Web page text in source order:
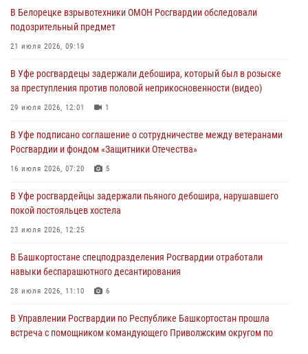
В Башкирии росгвардейцы провели волейбольный турнир на
открытом воздухе
03 августа 2026, 04:29
В Уфе росгвардейцы по горячим следам задержали
подозреваемого в открытом хищении из аптеки (видео)
03 августа 2026, 04:15
Начальник отделения учёта и комплектования Росгвардии
Башкортостана ответил на вопросы граждан
30 июля 2026, 12:54
В Уфе росгвардецы задержали дебошира, который был в розыске
за преступления против половой неприкосновенности (видео)
29 июля 2026, 12:01
В Белорецке взрывотехники ОМОН Росгвардии обследовали
подозрительный предмет
21 июля 2026, 09:19
В Уфе росгвардецы задержали дебошира, который был в розыске
за преступления против половой неприкосновенности (видео)
29 июля 2026, 12:01 1
В Уфе подписано соглашение о сотрудничестве между ветеранами
Росгвардии и фондом «Защитники Отечества»
16 июля 2026, 07:20 5
В Уфе росгвардейцы задержали пьяного дебошира, нарушавшего
покой постояльцев хостела
23 июля 2026, 12:25
В Башкортостане спецподразделения Росгвардии отработали
навыки беспарашютного десантирования
28 июля 2026, 11:10 6
В Управлении Росгвардии по Республике Башкортостан прошла
встреча с помощником командующего Приволжским округом по